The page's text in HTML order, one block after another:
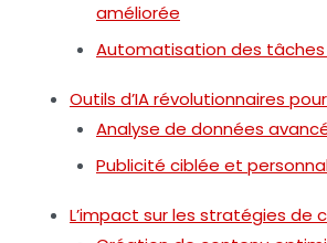
améliorée
Automatisation des
Outils d’IA révolutionnaires
Analyse de données
Publicité ciblée et
L’impact sur les stratégies de